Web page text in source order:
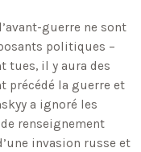
guerre ne sont
politiques –
tues, il y aura des
précédé la guerre et
a ignoré les
renseignement
invasion russe et